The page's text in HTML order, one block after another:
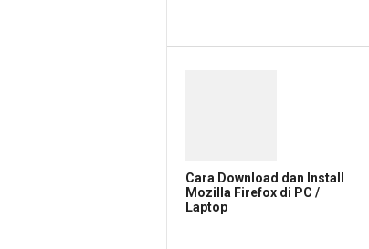
Cara Download dan Install
Mozilla Firefox di PC /
Laptop